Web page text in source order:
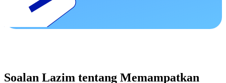
Soalan Lazim tentang Memampatkan